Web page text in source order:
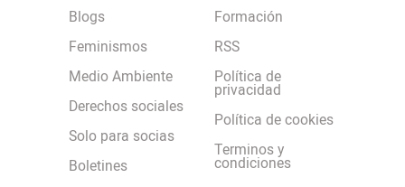
Blogs
Feminismos
Medio Ambiente
Derechos sociales
Solo para socias
Boletines
Formación
RSS
Política de
privacidad
Política de cookies
Terminos y
condiciones